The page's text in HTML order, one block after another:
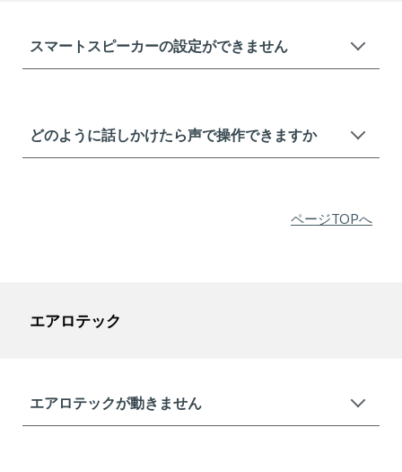
スマートスピーカーの設定ができません
どのように話しかけたら声で操作できますか
ページTOPへ
エアロテック
エアロテックが動きません